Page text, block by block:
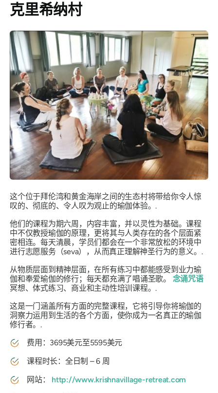
克里希纳村
这个位于拜伦湾和黄金海岸之间的生态村将带给你令人惊
叹的、彻底的、令人叹为观止的瑜伽体验。.
他们的课程为期六周，内容丰富，并以灵性为基础。课程
中不仅教授瑜伽的原理，更将其与人类存在的各个层面紧
密相连。每天清晨，学员们都会在一个非常放松的环境中
进行志愿服务（seva），从而真正理解神圣行为的意义。.
从物质层面到精神层面，在所有练习中都能感受到业力瑜
伽和奉爱瑜伽的修行；每天都充满了唱诵圣歌。 念诵咒语
冥想、体式练习、商业和主动性培训课程。.
这是一门涵盖所有方面的完整课程，它将引导你将瑜伽的
洞察力运用到生活的各个方面，使你成为一名真正的瑜伽
修行者。.
费用：3695美元至5595美元
课程时长：全日制 – 6 周
网站： http://www.krishnavillage-retreat.com